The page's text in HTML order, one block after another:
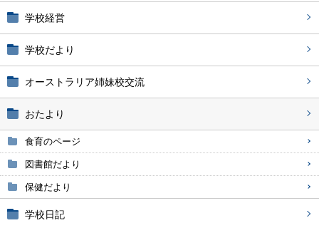
学校経営
学校だより
オーストラリア姉妹校交流
おたより
食育のページ
図書館だより
保健だより
学校日記